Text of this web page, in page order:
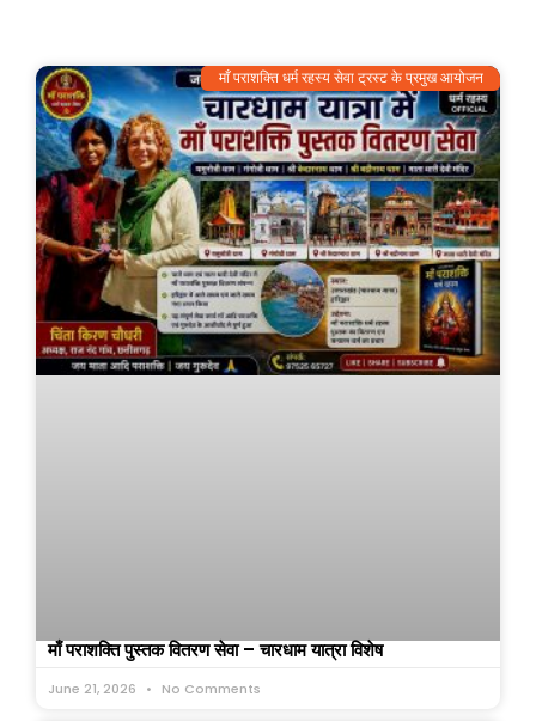
माँ पराशक्ति धर्म रहस्य सेवा ट्रस्ट के प्रमुख आयोजन
माँ पराशक्ति पुस्तक वितरण सेवा – चारधाम यात्रा विशेष
June 21, 2026 No Comments